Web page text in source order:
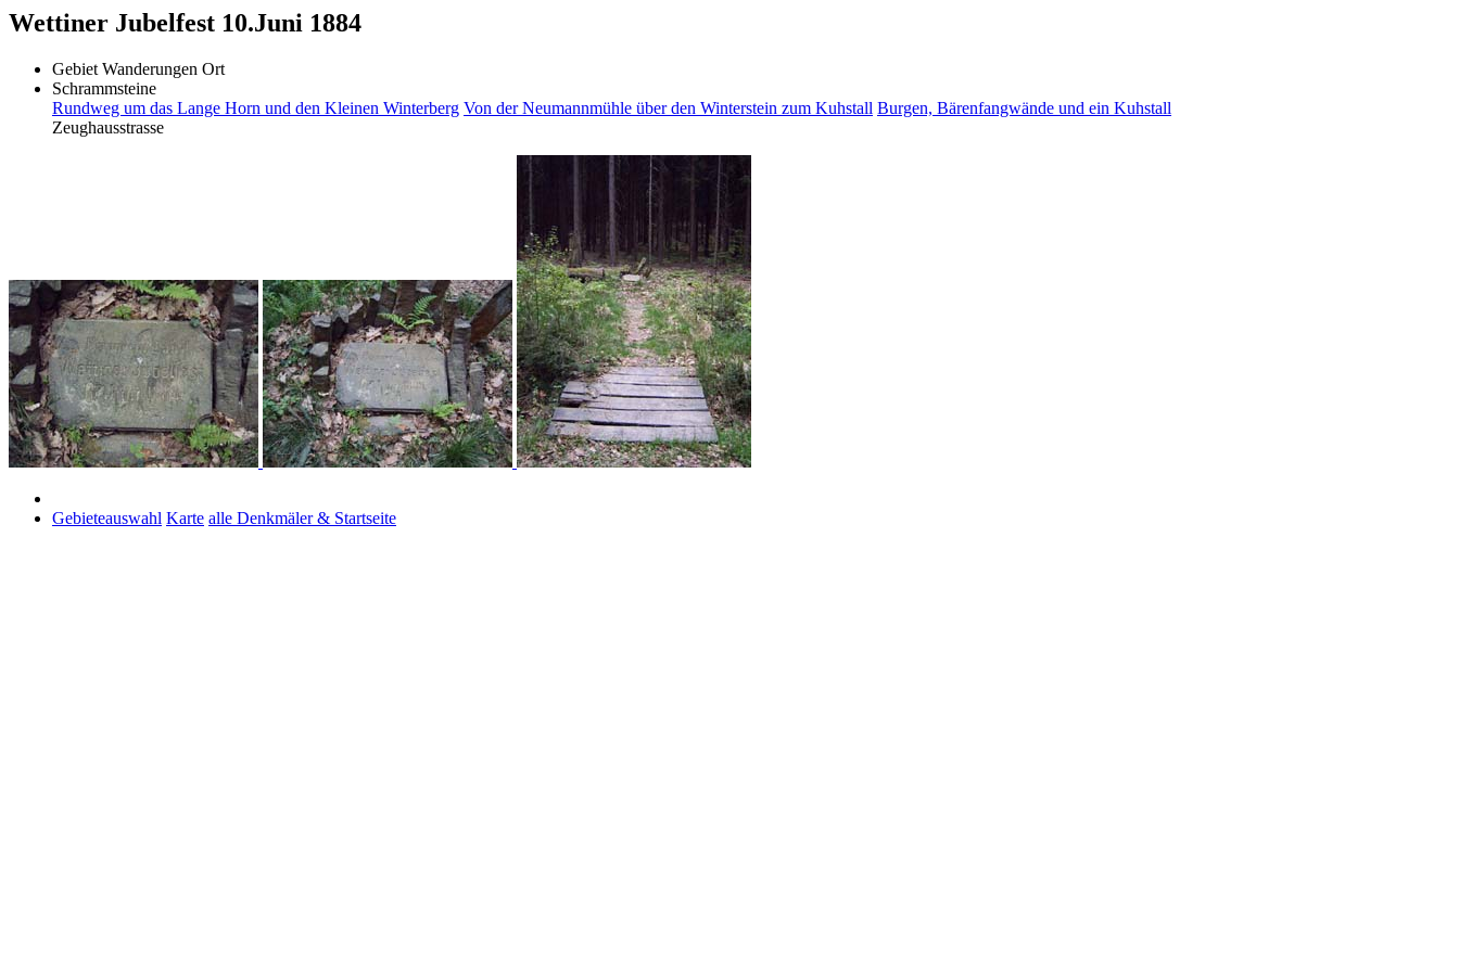
Wettiner Jubelfest 10.Juni 1884
Gebiet Wanderungen Ort
Schrammsteine
Rundweg um das Lange Horn und den Kleinen Winterberg Von der Neumannmühle über den Winterstein zum Kuhstall Burgen, Bärenfangwände und ein Kuhstall
Zeughausstrasse
Gebieteauswahl Karte alle Denkmäler & Startseite